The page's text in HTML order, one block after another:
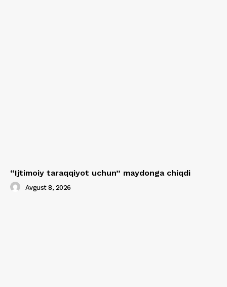
“Ijtimoiy taraqqiyot uchun” maydonga chiqdi
Avgust 8, 2026